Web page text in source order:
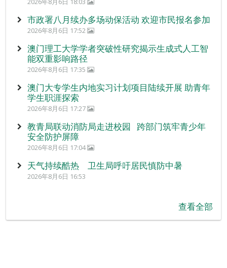
市政署八月续办多场动保活动 欢迎市民报名参加
2026年8月6日 17:52
澳门理工大学学者突破性研究揭示生成式人工智
能双重影响路径
2026年8月6日 17:35
澳门大专学生内地实习计划项目陆续开展 助青年
学生职涯探索
2026年8月6日 17:27
教青局联动消防局走进校园 跨部门筑牢青少年
安全防护屏障
2026年8月6日 17:04
天气持续酷热 卫生局呼吁居民慎防中暑
2026年8月6日 16:53
查看全部